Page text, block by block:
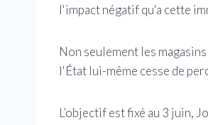
l'impact négatif qu'a cette
Non seulement les
l'État lui-même cesse de
L’objectif est fixé au 3 juin,